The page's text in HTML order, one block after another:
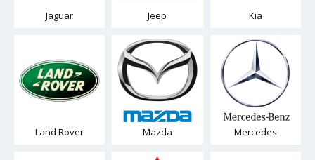
Jaguar Jeep Kia
Land Rover Mazda Mercedes